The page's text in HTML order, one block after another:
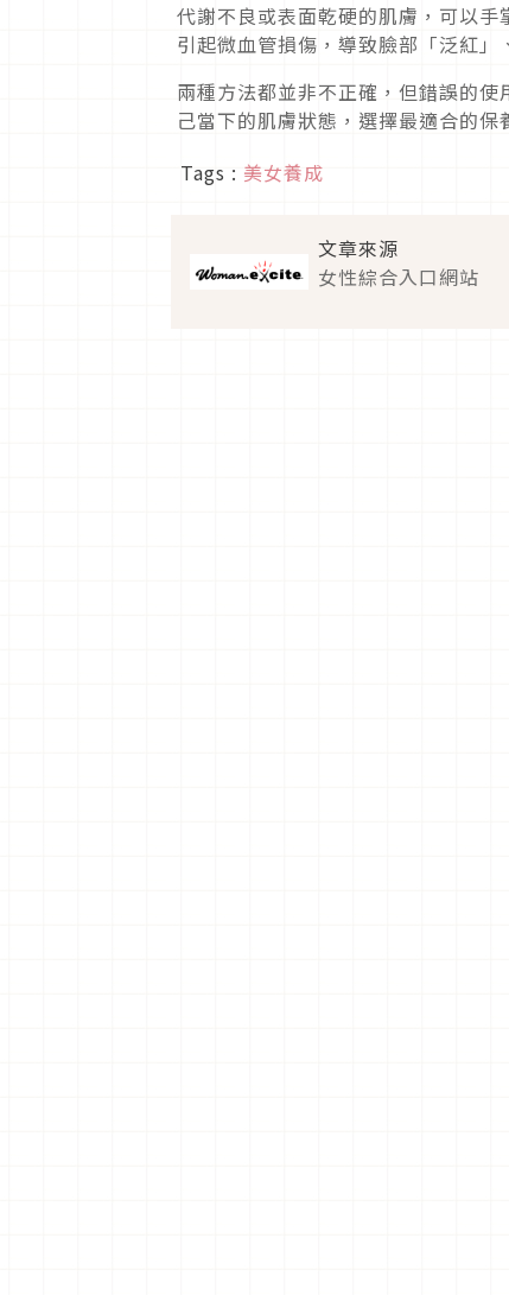
代謝不良或表面乾硬的肌膚，可以
引起微血管損傷，導致臉部「泛紅
兩種方法都並非不正確，但錯誤的
己當下的肌膚狀態，選擇最適合的保
Tags : 美女養成
文章來源
女性綜合入口網站